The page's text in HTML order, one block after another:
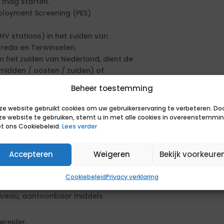
Beheer toestemming
website gebruikt cookies om uw gebruikerservaring te verbeteren.
website te gebruiken, stemt u in met alle cookies in
ons Cookiebeleid. Lees verder
Accepteren Weigeren Bekijk
CookiebeleidPrivacy verklaring
Screening (PES)
stations) in het zuiden van
en Terwinselen;
het zuiden van Nederland, dient de
/ oosten / zuiden) of
zelfstandige.
aanbestedingsprocedure. De
Om in aanmerking
Daarnaast kun je extra punten
aantoonbaar middels